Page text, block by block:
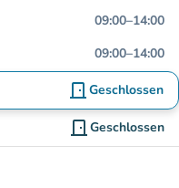
09:00–14:00
09:00–14:00
door_front Geschlossen
door_front Geschlossen